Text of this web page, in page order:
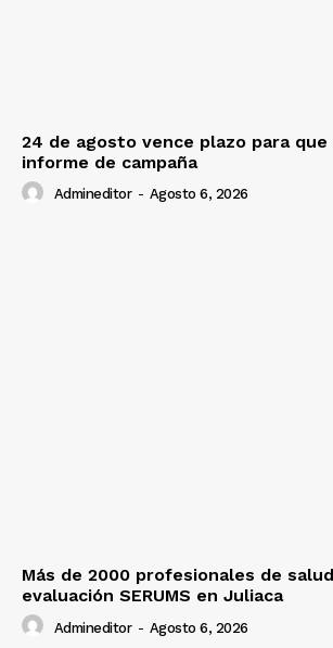
24 de agosto vence plazo para
informe de campaña
Admineditor - Agosto 6, 2026
Más de 2000 profesionales de
evaluación SERUMS en Juliaca
Admineditor - Agosto 6, 2026